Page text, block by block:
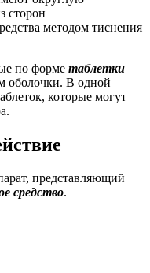
сторон
методом тиснения
по форме таблетки
оболочки. В одной
которые могут
представляющий
средство.